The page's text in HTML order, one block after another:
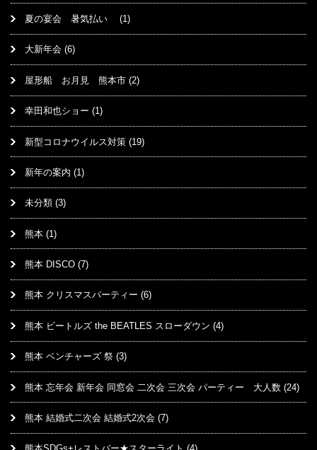
夏の宴会 暑気払い (1)
大新年会 (6)
屋形船 お月見 熊本市 (2)
幸田和也ショー (1)
新型コロナウイルス対策 (19)
新年の案内 (1)
未分類 (3)
熊本 (1)
熊本 DISCO (7)
熊本 クリスマスパーティー (6)
熊本 ビートルズ the BEATLES スローダウン (4)
熊本 ベンチャーズ 祭 (3)
熊本 忘年会 新年会 同窓会 二次会 三次会 パーティー 大人数 (24)
熊本 結婚式二次会 結婚式2次会 (7)